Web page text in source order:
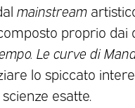
mainstream
proprio dai
Le curve di
lo spiccato
esatte.